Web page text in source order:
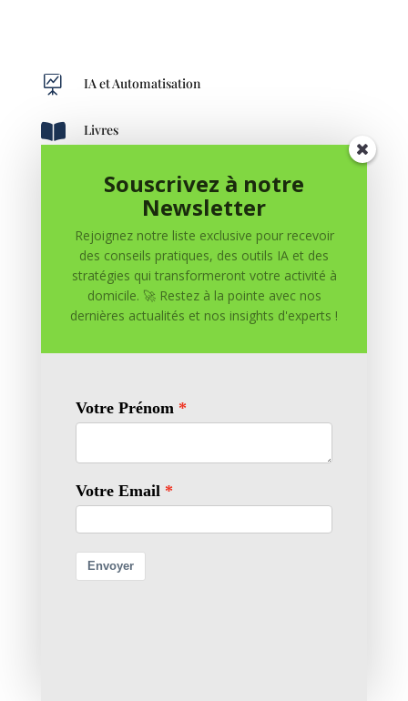
 IA et Automatisation
 Livres
Outils et Ressources
Chaînes YouTube
Création de Contenu
Soumettre un commentaire
Souscrivez à notre
Newsletter
Rejoignez notre liste exclusive pour recevoir
des conseils pratiques, des outils IA et des
stratégies qui transformeront votre activité à
domicile. 🚀 Restez à la pointe avec nos
dernières actualités et nos insights d'experts !